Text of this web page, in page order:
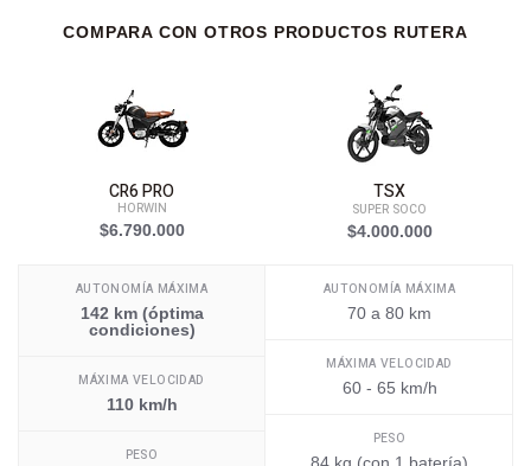
COMPARA CON OTROS PRODUCTOS RUTERA
CR6 PRO
HORWIN
$6.790.000
AUTONOMÍA MÁXIMA
142 km (óptima
condiciones)
MÁXIMA VELOCIDAD
110 km/h
PESO
TSX
SUPER SOCO
$4.000.000
AUTONOMÍA MÁXIMA
70 a 80 km
MÁXIMA VELOCIDAD
60 - 65 km/h
PESO
84 kg (con 1 batería)